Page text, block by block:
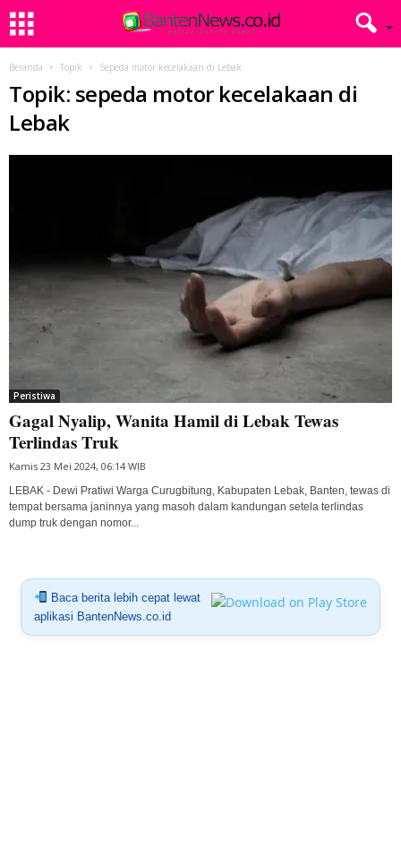
Beranda Topik Sepeda motor kecelakaan di Lebak
Topik: sepeda motor kecelakaan di
Lebak
Peristiwa
Gagal Nyalip, Wanita Hamil di Lebak Tewas
Terlindas Truk
Kamis 23 Mei 2024, 06:14 WIB
LEBAK - Dewi Pratiwi Warga Curugbitung, Kabupaten Lebak, Banten, tewas di
tempat bersama janinnya yang masoh dalam kandungan setela terlindas
dump truk dengan nomor...
Baca berita lebih cepat lewat
aplikasi BantenNews.co.id